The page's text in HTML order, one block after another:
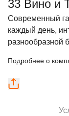
33 Вино и
Cовременный
каждый день,
разнообразной
Подробнее о